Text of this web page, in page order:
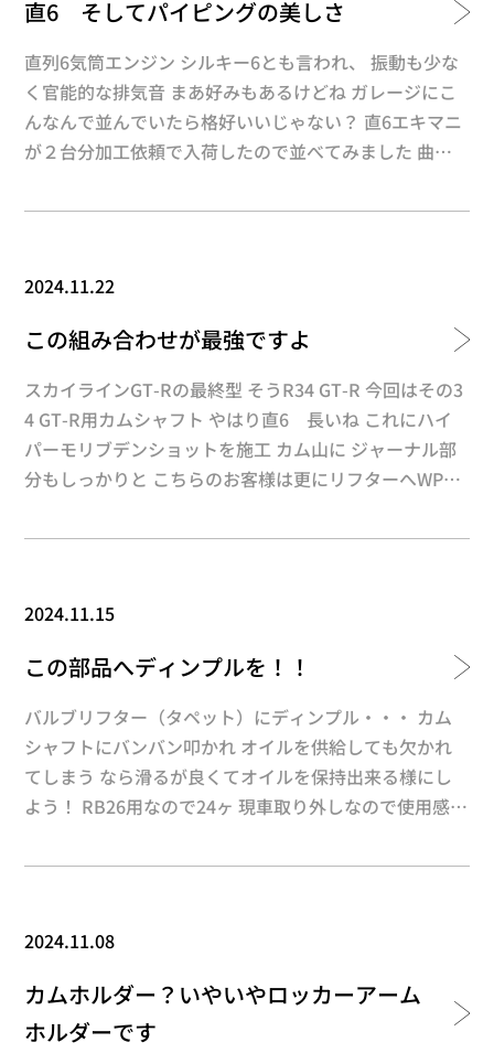
エンジン用カムシャフト・・・ なので合計４本に施工 1
（リン酸マンガン処理）＋1（ハイパーモリブデンショ
ット）＝２以上の効果 やらない手はないんじゃない？
ちなみに当社ではリン酸マンガン処理の施工も承ってお
ります 1STOPでこの仕様ができちゃきますよ！！
直6 そしてパイピングの美しさ
直列6気筒エンジン シルキー6とも言われ、 振動も少な
く官能的な排気音 まあ好みもあるけどね ガレージにこ
んなんで並んでいたら格好いいじゃない？ 直6エキマニ
が２台分加工依頼で入荷したので並べてみました 曲げ
優れモノ これはいたるところが曲げですごいパイプレ
効能は・・・ もう何度も説明していますが溶接個所の
クラック防止です 熱、振動は微妙に金増疲労を加速さ
せます クラックでお悩みの際は是非ご相談下さい！ ダ
ウンサイジングなどで多気筒は少なくなってきましたが
やはりL、RB、1J、2Jこれら直６名機は今でも一級品で
す ボンネットを開けた時に見えるエキマニの美しさは
直６が一番です
2024.11.22
この組み合わせが最強ですよ
スカイラインGT-Rの最終型 そうR34 GT-R 今回はその3
4 GT-R用カムシャフト やはり直6 長いね これにハイ
パーモリブデンショットを施工 カム山に ジャーナル部
分もしっかりと こちらのお客様は更にリフターへWPC
も採用されている膜と同等なんです カム＆リフターで
ーも良きです 要求性能とご予算に応じてチョイスして
みては如何でしょうか？ RBに限らず、カム＆リフター
はオイル環境が厳しい箇所 虫食い、カジリ防止に是
非！！
2024.11.15
この部品へディンプルを！！
バルブリフター（タペット）にディンプル・・・ カム
シャフトにバンバン叩かれ オイルを供給しても欠かれ
てしまう なら滑るが良くてオイルを保持出来る様にし
よう！ RB26用なので24ヶ 現車取り外しなので使用感が
ルと接触します 裏側にはシムが入ります 全面きれいに
処理 直接影響が無い所まで綺麗に仕上げます 今回は＋
ハイパーモリブデンショットまで施工します ＊左＝WP
C処理のみ 右＝＋ハイパーモリブデンショット WPC
処理だけでも効果抜群ですが＋ハイパーで 初期馴染み
2024.11.08
カムホルダー？いやいやロッカーアーム
ホルダーです